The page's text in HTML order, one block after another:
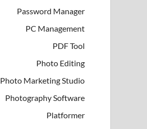
Password Manager
PC Management
PDF Tool
Photo Editing
Photo Marketing Studio
Photography Software
Platformer